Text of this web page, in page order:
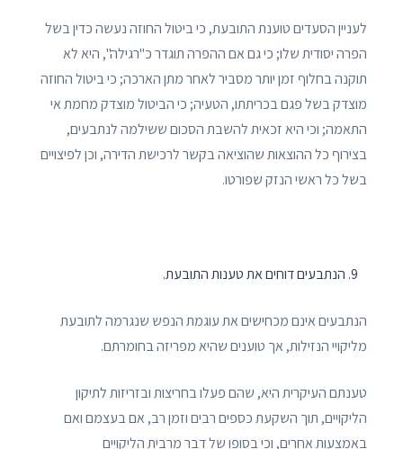
לעניין הסעדים טוענת התובעת, כי ביטול החוזה נעשה כדין בשל
הפרה יסודית שלו; כי גם אם ההפרה תוגדר כ"רגילה", היא לא
תוקנה בחלוף זמן יותר מסביר לאחר מתן הארכה; כי ביטול החוזה
מוצדק בשל פגם בכריתתו, הטעיה; כי הביטול מוצדק מחמת אי
התאמה; וכי היא זכאית להשבת הסכום ששילמה לנתבעים,
בצירוף כל ההוצאות שהוציאה בקשר לרכישת הדירה, וכן לפיצויים
בשל כל ראשי הנזק שפורטו.
הנתבעים דוחים את טענות התובעת.
הנתבעים אינם מכחישים את עוגמת הנפש שנגרמה לתובעת
מליקויי הנזילות, אך טוענים שהיא מפריזה בחומרתם.
טענתם העיקרית היא, שהם פעלו בחריצות ובזריזות לתיקון
הליקויים, תוך השקעת כספים רבים וזמן רב, אם בעצמם ואם
באמצעות אחרים, וכי בסופו של דבר מרבית הליקויים